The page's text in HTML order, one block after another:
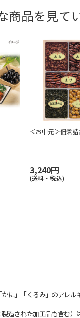
品を見て
＜お中元＞佃煮
3,240円
(送料・税込)
に」「くるみ」のアレル
された加工品も含む